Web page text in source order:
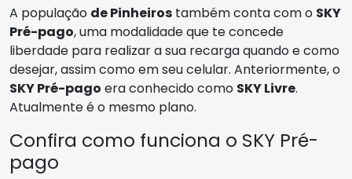
A população de Pinheiros também conta com o SKY
Pré-pago, uma modalidade que te concede
liberdade para realizar a sua recarga quando e como
desejar, assim como em seu celular. Anteriormente, o
SKY Pré-pago era conhecido como SKY Livre.
Atualmente é o mesmo plano.
Confira como funciona o SKY Pré-
pago